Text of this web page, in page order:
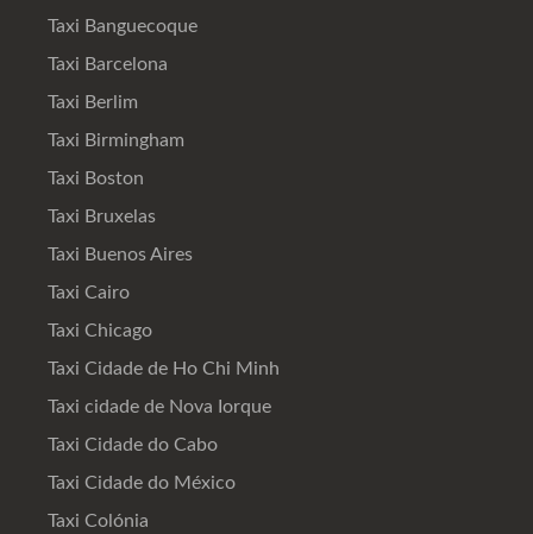
Taxi Banguecoque
Taxi Barcelona
Taxi Berlim
Taxi Birmingham
Taxi Boston
Taxi Bruxelas
Taxi Buenos Aires
Taxi Cairo
Taxi Chicago
Taxi Cidade de Ho Chi Minh
Taxi cidade de Nova Iorque
Taxi Cidade do Cabo
Taxi Cidade do México
Taxi Colónia